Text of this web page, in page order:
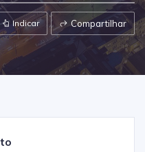
Indicar Compartilhar